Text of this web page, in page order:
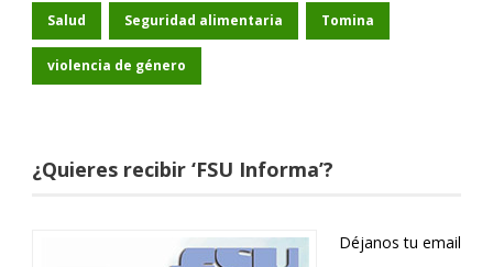
Salud Seguridad alimentaria Tomina
violencia de género
¿Quieres recibir ‘FSU Informa’?
Déjanos tu email